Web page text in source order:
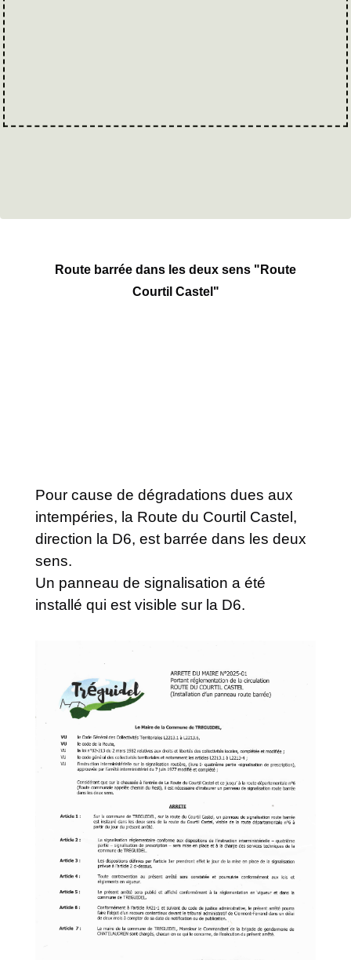
Route barrée dans les deux sens "Route
Courtil Castel"
Pour cause de dégradations dues aux
intempéries, la Route du Courtil Castel,
direction la D6, est barrée dans les deux
sens.
Un panneau de signalisation a été
installé qui est visible sur la D6.